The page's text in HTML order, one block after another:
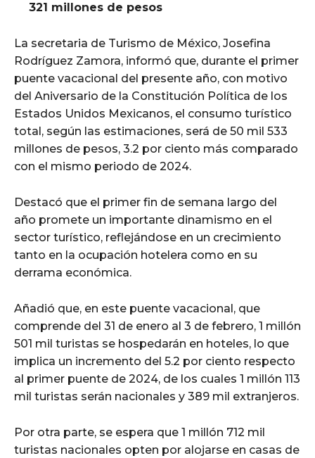
321 millones de pesos
La secretaria de Turismo de México, Josefina
Rodríguez Zamora, informó que, durante el primer
puente vacacional del presente año, con motivo
del Aniversario de la Constitución Política de los
Estados Unidos Mexicanos, el consumo turístico
total, según las estimaciones, será de 50 mil 533
millones de pesos, 3.2 por ciento más comparado
con el mismo periodo de 2024.
Destacó que el primer fin de semana largo del
año promete un importante dinamismo en el
sector turístico, reflejándose en un crecimiento
tanto en la ocupación hotelera como en su
derrama económica.
Añadió que, en este puente vacacional, que
comprende del 31 de enero al 3 de febrero, 1 millón
501 mil turistas se hospedarán en hoteles, lo que
implica un incremento del 5.2 por ciento respecto
al primer puente de 2024, de los cuales 1 millón 113
mil turistas serán nacionales y 389 mil extranjeros.
Por otra parte, se espera que 1 millón 712 mil
turistas nacionales opten por alojarse en casas de